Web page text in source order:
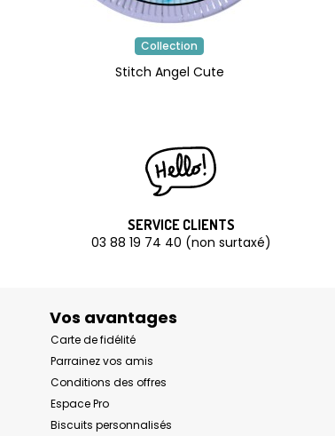
Collection
Stitch Angel Cute
SERVICE CLIENTS
03 88 19 74 40 (non surtaxé)
Vos avantages
Carte de fidélité
Parrainez vos amis
Conditions des offres
Espace Pro
Biscuits personnalisés